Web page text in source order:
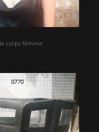
corps féminin